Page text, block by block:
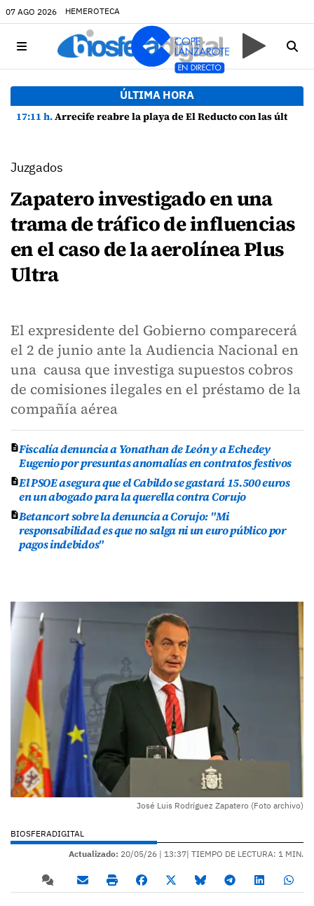
07 AGO 2026 HEMEROTECA
ÚLTIMA HORA
17:11 h.Arrecife reabre la playa de El Reducto con las últimas analíticas mostrando "una buena calidad de las aguas para el baño"
Juzgados
Zapatero investigado en una
trama de tráfico de influencias
en el caso de la aerolínea Plus
Ultra
El expresidente del Gobierno comparecerá
el 2 de junio ante la Audiencia Nacional en
una causa que investiga supuestos cobros
de comisiones ilegales en el préstamo de la
compañía aérea
Fiscalía denuncia a Yonathan de León y a Echedey
Eugenio por presuntas anomalías en contratos festivos
El PSOE asegura que el Cabildo se gastará 15.500 euros
en un abogado para la querella contra Corujo
Betancort sobre la denuncia a Corujo: "Mi
responsabilidad es que no salga ni un euro público por
pagos indebidos"
José Luis Rodríguez Zapatero (Foto archivo)
BIOSFERADIGITAL
Actualizado: 20/05/26 | 13:37| TIEMPO DE LECTURA: 1 MIN.